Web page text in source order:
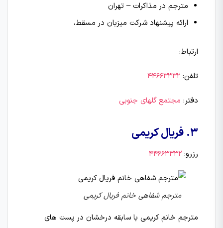
مترجم در مذاکرات – تهران
ارائه پیشنهاد شرکت میزبان در مسقط،
ارتباط:
تلفن: 44663332
دفتر: مجتمع گلهای جنوبی
3. فریال کریمی
رزرو: 44663332
مترجم شفاهی خانم فریال کریمی
مترجم خانم کریمی با سابقه درخشان در پست های